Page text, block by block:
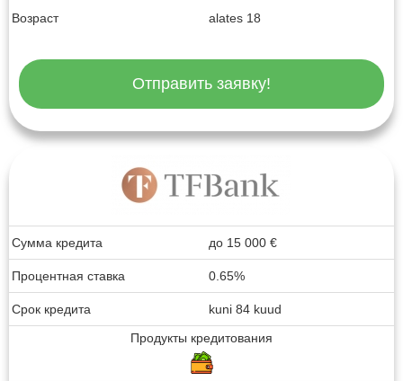
Возраст alates 18
Отправить заявку!
Сумма кредита до 15 000 €
Процентная ставка 0.65%
Срок кредита
kuni 84 kuud
Продукты кредитования